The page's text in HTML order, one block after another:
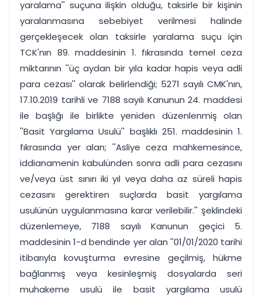
yaralama'' suçuna ilişkin olduğu, taksirle bir kişinin
yaralanmasına sebebiyet verilmesi halinde
gerçekleşecek olan taksirle yaralama suçu için
TCK'nın 89. maddesinin 1. fıkrasında temel ceza
miktarının ''üç aydan bir yıla kadar hapis veya adli
para cezası'' olarak belirlendiği; 5271 sayılı CMK'nın,
17.10.2019 tarihli ve 7188 sayılı Kanunun 24. maddesi
ile başlığı ile birlikte yeniden düzenlenmiş olan
''Basit Yargılama Usulü'' başlıklı 251. maddesinin 1.
fıkrasında yer alan; ''Asliye ceza mahkemesince,
iddianamenin kabulünden sonra adli para cezasını
ve/veya üst sınırı iki yıl veya daha az süreli hapis
cezasını gerektiren suçlarda basit yargılama
usulünün uygulanmasına karar verilebilir.'' şeklindeki
düzenlemeye, 7188 sayılı Kanunun geçici 5.
maddesinin 1-d bendinde yer alan ''01/01/2020 tarihi
itibarıyla kovuşturma evresine geçilmiş, hükme
bağlanmış veya kesinleşmiş dosyalarda seri
muhakeme usulü ile basit yargılama usulü